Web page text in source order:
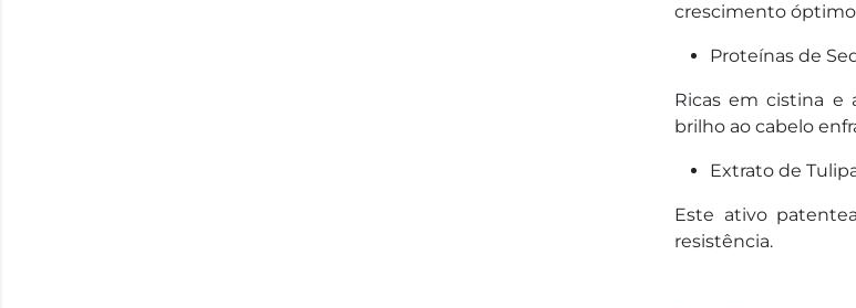
crescimento
Proteínas de
Ricas em cistina e
brilho ao cabelo
Extrato de
Este ativo
resistência.